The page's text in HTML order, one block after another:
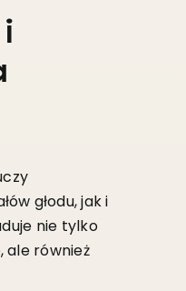
głodu, jak i
nie tylko
ale również